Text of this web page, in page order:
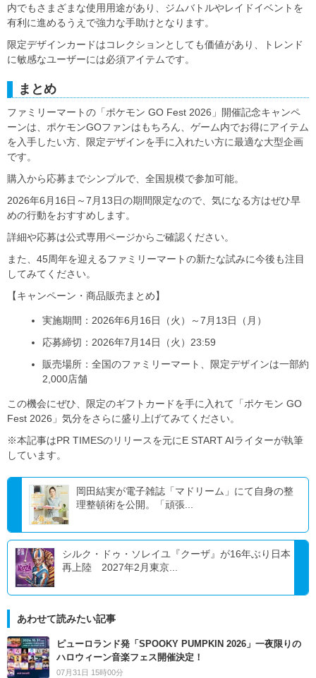
内でもさまざまな使用用途があり、ジムバトルやレイドイベントを
有利に進めるうえで強力な手助けとなります。
限定デザインカードはコレクションとしても価値があり、トレンド
に敏感なユーザーには必須アイテムです。
まとめ
ファミリーマートの「ポケモン GO Fest 2026」開催記念キャンペ
ーンは、ポケモンGOファンはもちろん、ゲーム内でお得にアイテム
を入手したい方、限定デザインを手に入れたい方に最適な大型企画
です。
購入から応募までシンプルで、全国規模で参加可能。
2026年6月16日～7月13日の期間限定なので、気になる方はぜひ早
めの行動をおすすめします。
詳細や応募は公式専用ページからご確認ください。
また、45周年を迎えるファミリーマートの新たな試みに今後も注目
してみてください。
【キャンペーン・商品販売まとめ】
実施期間：2026年6月16日（火）～7月13日（月）
応募締切：2026年7月14日（火）23:59
販売場所：全国のファミリーマート、限定デザインは一部約
2,000店舗
この機会にぜひ、限定のギフトカードを手に入れて「ポケモン GO
Fest 2026」気分をさらに盛り上げてみてください。
※本記事はPR TIMESのリリースを元にE START AIライターが執筆
しています。
岡田結実が電子雑誌「マドリーム」にて自身の整
理整頓術を公開。「頑張...
シルク・ドゥ・ソレイユ『クーザ』が16年ぶり日本
再上陸 2027年2月東京...
あわせて読みたい記事
ピューロランド発「SPOOKY PUMPKIN 2026」一夜限りの
ハロウィーン音楽フェス開催決定！
07月31日 15時00分